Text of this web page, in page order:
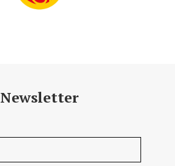
Newsletter